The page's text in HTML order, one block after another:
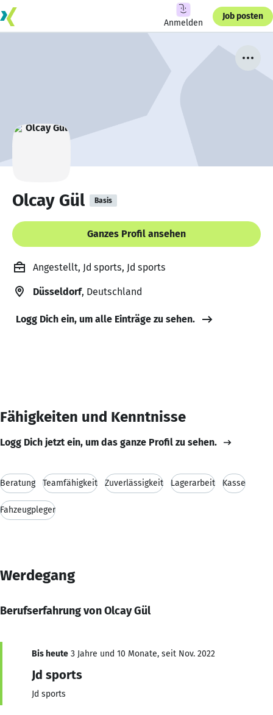
Anmelden
Job posten
Olcay Gül Basis
Ganzes Profil ansehen
Angestellt, Jd sports, Jd sports
Düsseldorf, Deutschland
Logg Dich ein, um alle Einträge zu sehen.
Fähigkeiten und Kenntnisse
Logg Dich jetzt ein, um das ganze Profil zu sehen.
Beratung Teamfähigkeit Zuverlässigkeit Lagerarbeit Kasse
Fahzeugpleger
Werdegang
Berufserfahrung von Olcay Gül
Bis heute 3 Jahre und 10 Monate, seit Nov. 2022
Jd sports
Jd sports